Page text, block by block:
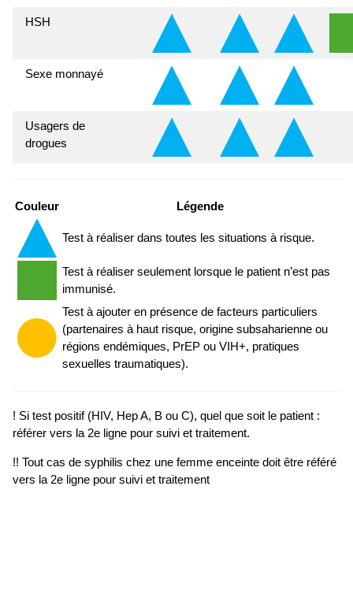
HSH
Sexe monnayé
Usagers de
drogues
Couleur Légende
Test à réaliser dans toutes les situations à risque.
Test à réaliser seulement lorsque le patient n’est pas
immunisé.
Test à ajouter en présence de facteurs particuliers
(partenaires à haut risque, origine subsaharienne ou
régions endémiques, PrEP ou VIH+, pratiques
sexuelles traumatiques).
! Si test positif (HIV, Hep A, B ou C), quel que soit le patient :
référer vers la 2e ligne pour suivi et traitement.
!! Tout cas de syphilis chez une femme enceinte doit être référé
vers la 2e ligne pour suivi et traitement